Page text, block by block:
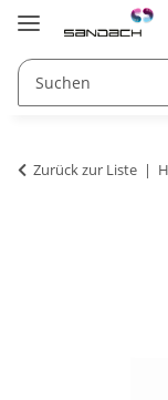
Zurück zur Liste